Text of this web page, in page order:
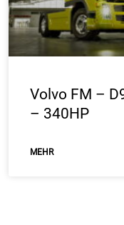
Volvo FM –
– 340HP
ΜEHR